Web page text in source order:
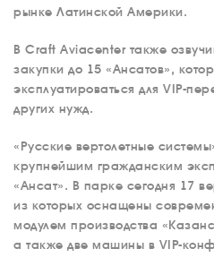
рынке Латинской Америки.
В Craft Aviacenter также
закупки до 15 «Ансатов»,
эксплуатироваться для VIP-
других нужд.
«Русские вертолетные
крупнейшим гражданским
«Ансат». В парке сегодня 17
из которых оснащены
модулем производства
а также две машины в VIP-